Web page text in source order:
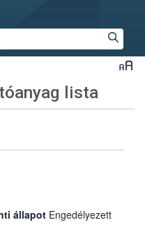
lista
állapot Engedélyezett